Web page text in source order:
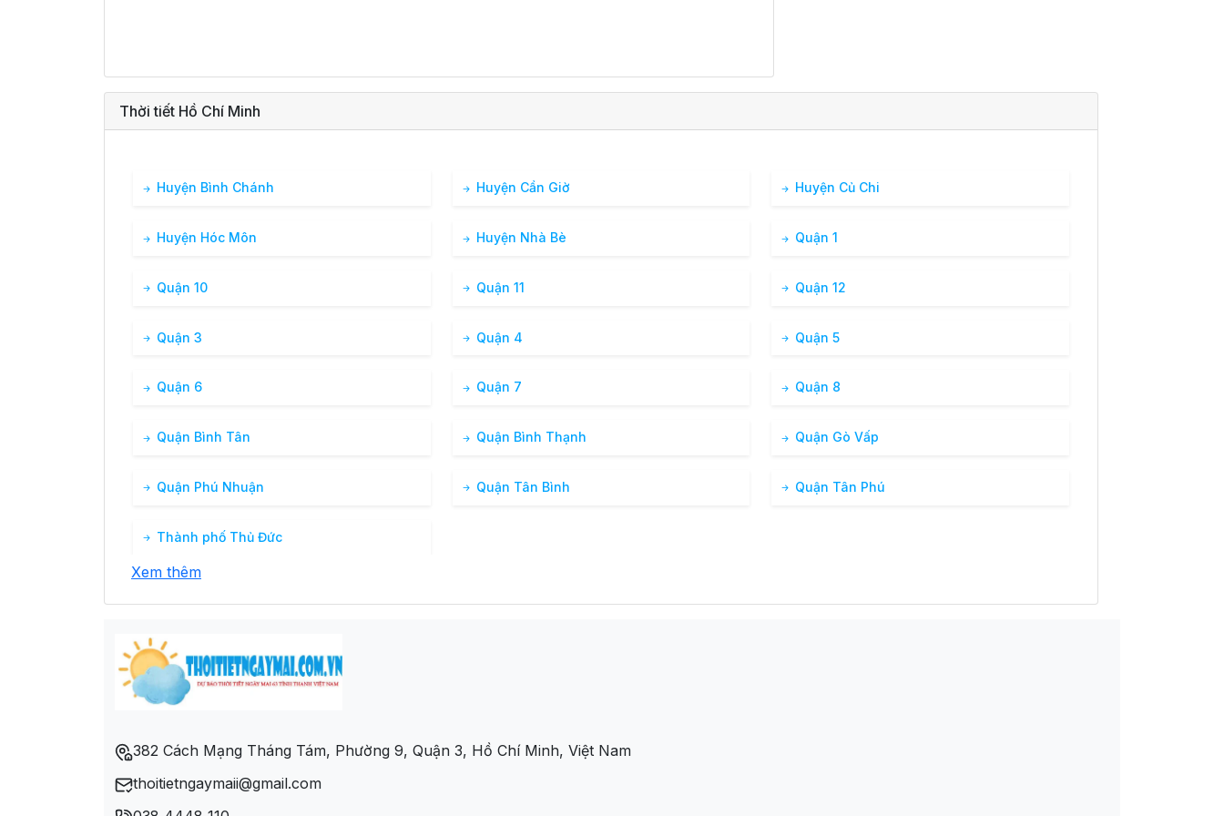
Thời tiết Hồ Chí Minh
Huyện Bình Chánh Huyện Cần Giờ Huyện Củ Chi
Huyện Hóc Môn Huyện Nhà Bè Quận 1
Quận 10 Quận 11 Quận 12
Quận 3 Quận 4 Quận 5
Quận 6 Quận 7 Quận 8
Quận Bình Tân Quận Bình Thạnh Quận Gò Vấp
Quận Phú Nhuận Quận Tân Bình Quận Tân Phú
Thành phố Thủ Đức
Xem thêm
382 Cách Mạng Tháng Tám, Phường 9, Quận 3, Hồ Chí Minh, Việt Nam
thoitietngaymaii@gmail.com